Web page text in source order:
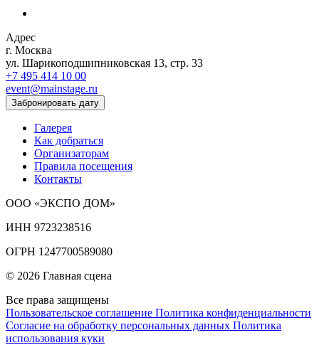
Адрес
г. Москва
ул. Шарикоподшипниковская 13, стр. 33
+7 495 414 10 00
event@mainstage.ru
Забронировать дату
Галерея
Как добраться
Организаторам
Правила посещения
Контакты
ООО «ЭКСПО ДОМ»
ИНН 9723238516
ОГРН 1247700589080
© 2026 Главная сцена
Все права защищены
Пользовательское соглашение Политика конфиденциальности
Согласие на обработку персональных данных Политика
использования куки